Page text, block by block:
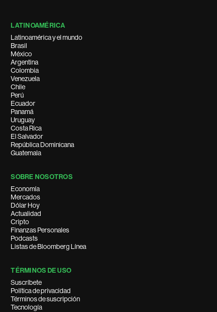
LATINOAMÉRICA
Latinoamérica y el mundo
Brasil
México
Argentina
Colombia
Venezuela
Chile
Perú
Ecuador
Panamá
Uruguay
Costa Rica
El Salvador
República Dominicana
Guatemala
SOBRE NOSOTROS
Economía
Mercados
Dólar Hoy
Actualidad
Cripto
Finanzas Personales
Podcasts
Listas de Bloomberg Línea
TÉRMINOS DE USO
Suscríbete
Política de privacidad
Términos de suscripción
Tecnología